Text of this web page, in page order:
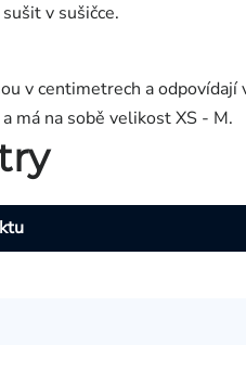
v sušičce.
v centimetrech a
má na sobě velikost XS - M.